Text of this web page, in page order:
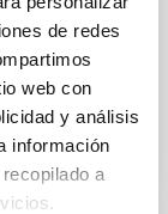
de redes
web con
y análisis
información
a